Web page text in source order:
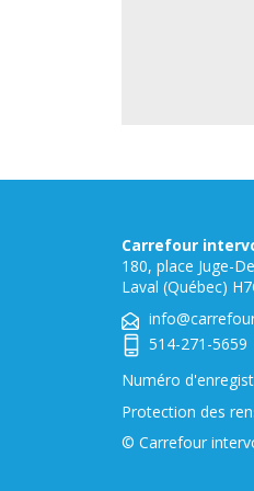
Carrefour
180, place Juge-
Laval (Québec)
514-271-5659
Numéro
Protection des
© Carrefour